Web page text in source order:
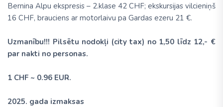
Bernina Alpu ekspresis – 2.klase 42 CHF; ekskursijas vilcieniņš
16 CHF, brauciens ar motorlaivu pa Gardas ezeru 21 €.
Uzmanību!!! Pilsētu nodokļi (city tax) no 1,50 līdz 12,- €
par nakti no personas.
1 CHF ~ 0.96 EUR.
2025. gada izmaksas